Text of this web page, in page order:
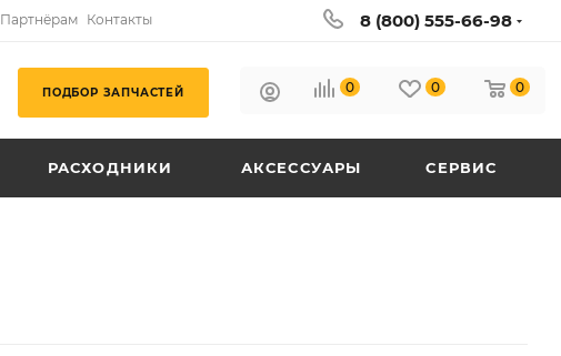
Партнёрам Контакты 8 (800) 555-66-98
ПОДБОР ЗАПЧАСТЕЙ 0 0 0
РАСХОДНИКИ АКСЕССУАРЫ СЕРВИС